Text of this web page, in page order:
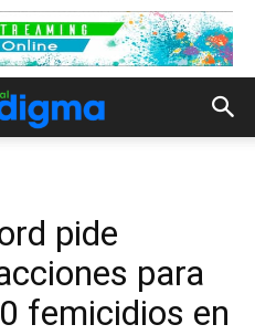
pide
para
femicidios en